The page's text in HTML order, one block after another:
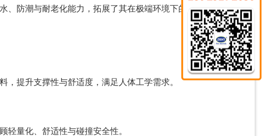
、防潮与耐老化能力，拓展了其在极端环境下的应用边界。
，提升支撑性与舒适度，满足人体工学需求。
轻量化、舒适性与碰撞安全性。